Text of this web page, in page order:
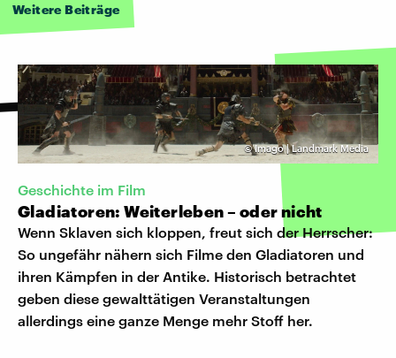
Weitere Beiträge
©Imago | Landmark Media
Geschichte im Film
Gladiatoren: Weiterleben – oder nicht
Wenn Sklaven sich kloppen, freut sich der Herrscher:
So ungefähr nähern sich Filme den Gladiatoren und
ihren Kämpfen in der Antike. Historisch betrachtet
geben diese gewalttätigen Veranstaltungen
allerdings eine ganze Menge mehr Stoff her.